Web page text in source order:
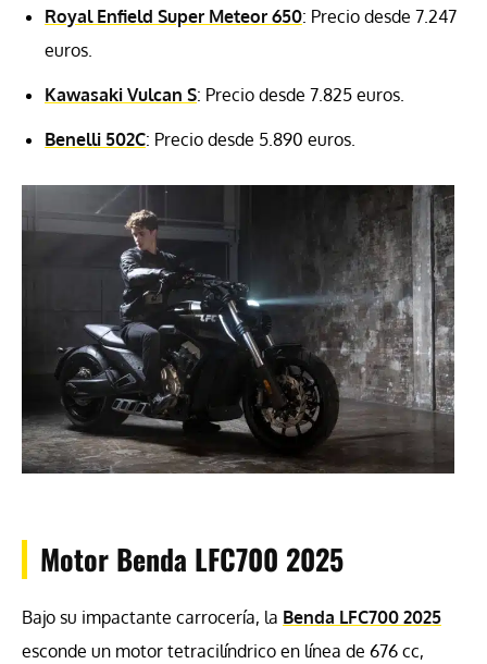
Royal Enfield Super Meteor 650: Precio desde 7.247
euros.
Kawasaki Vulcan S: Precio desde 7.825 euros.
Benelli 502C: Precio desde 5.890 euros.
Motor Benda LFC700 2025
Bajo su impactante carrocería, la Benda LFC700 2025
esconde un motor tetracilíndrico en línea de 676 cc,